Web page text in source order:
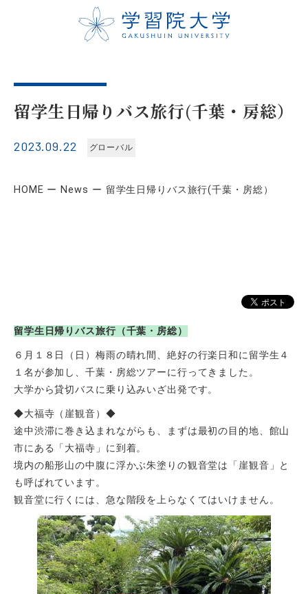
留学生日帰りバス旅行(千葉・房総）
2023.09.22 グローバル
HOME News 留学生日帰りバス旅行(千葉・房総）
留学生日帰りバス旅行（千葉・房総）
６月１８日（日）梅雨の晴れ間、絶好の行楽日和に留学生４
１名が参加し、千葉・房総ツアーに行ってきました。
大学から貸切バスに乗り込みいざ出発です。
◆大福寺（崖観音）◆
途中渋滞に巻き込まれながらも、まずは最初の目的地、館山
市にある「大福寺」に到着。
境内の船形山の中腹に浮かぶ朱塗りの観音堂は「崖観音」と
も呼ばれています。
観音堂に行くには、急な階段を上らなくてはいけません。